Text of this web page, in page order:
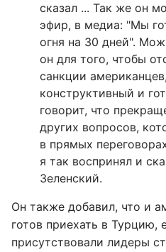
сказал ... Так же он
эфир, в медиа: "Мы
огня на 30 дней".
он для того, чтобы
санкции
конструктивный и
говорит, что
других вопросов,
в прямых
я так воспринял и
Зеленский.
Он также добавил, что и
готов приехать в Турцию,
присутствовали лидеры